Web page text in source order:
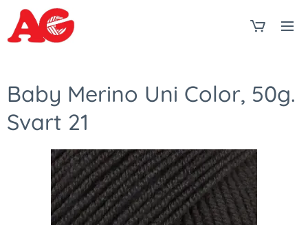
Baby Merino Uni Color, 50g.
Svart 21